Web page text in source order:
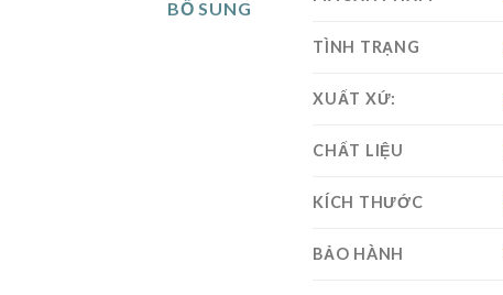
BỔ SUNG
TÌNH TRẠNG
XUẤT XỨ:
CHẤT LIỆU
KÍCH THƯỚC
BẢO HÀNH